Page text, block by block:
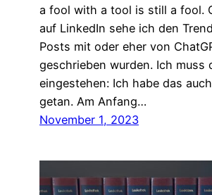
a fool with a tool is still a fool.
auf LinkedIn sehe ich den
Posts mit oder eher von
geschrieben wurden. Ich muss
eingestehen: Ich habe das
getan. Am Anfang…
November 1, 2023